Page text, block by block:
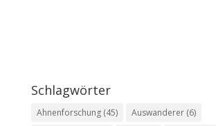
Schlagwörter
Ahnenforschung(45) Auswanderer(6)